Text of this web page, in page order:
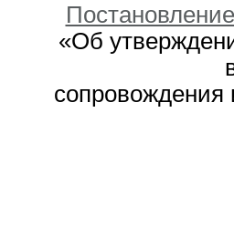
«Об
сопровождения